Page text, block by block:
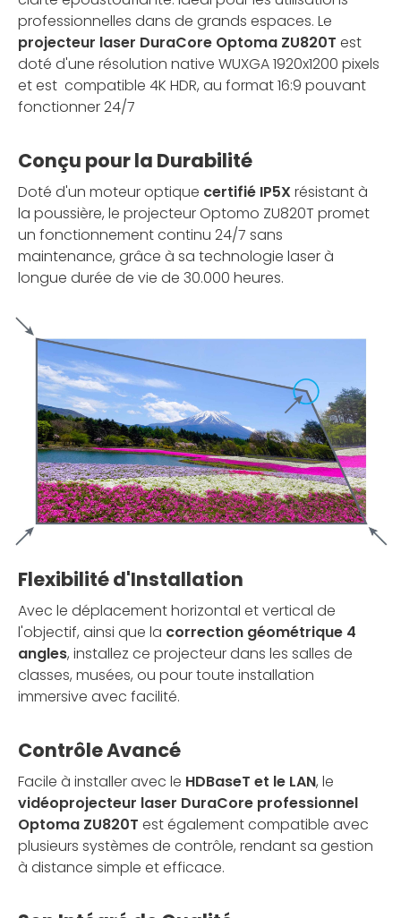
professionnelles dans de grands espaces. Le
projecteur laser DuraCore Optoma ZU820T est
doté d'une résolution native WUXGA 1920x1200 pixels
et est compatible 4K HDR, au format 16:9 pouvant
fonctionner 24/7
Conçu pour la Durabilité
Doté d'un moteur optique certifié IP5X résistant à
la poussière, le projecteur Optomo ZU820T promet
un fonctionnement continu 24/7 sans
maintenance, grâce à sa technologie laser à
longue durée de vie de 30.000 heures.
Flexibilité d'Installation
Avec le déplacement horizontal et vertical de
l'objectif, ainsi que la correction géométrique 4
angles, installez ce projecteur dans les salles de
classes, musées, ou pour toute installation
immersive avec facilité.
Contrôle Avancé
Facile à installer avec le HDBaseT et le LAN, le
vidéoprojecteur laser DuraCore professionnel
Optoma ZU820T est également compatible avec
plusieurs systèmes de contrôle, rendant sa gestion
à distance simple et efficace.